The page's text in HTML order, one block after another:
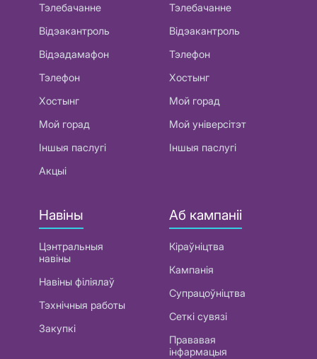
Тэлебачанне
Відэакантроль
Відэадамафон
Тэлефон
Хостынг
Мой горад
Іншыя паслугі
Акцыі
Тэлебачанне
Відэакантроль
Тэлефон
Хостынг
Мой горад
Мой універсітэт
Іншыя паслугі
Навіны
Цэнтральныя
навіны
Навіны філіялаў
Тэхнічныя работы
Закупкі
Аб кампаніі
Кіраўніцтва
Кампанія
Супрацоўніцтва
Сеткі сувязі
Прававая
інфармацыя